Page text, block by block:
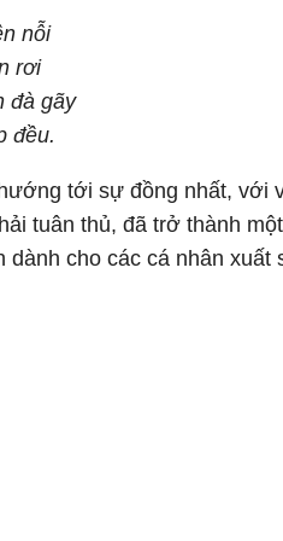
nỗi
rơi
đà gãy
đều.
tới sự đồng nhất, với
tuân thủ, đã trở thành
dành cho các cá nhân xuất